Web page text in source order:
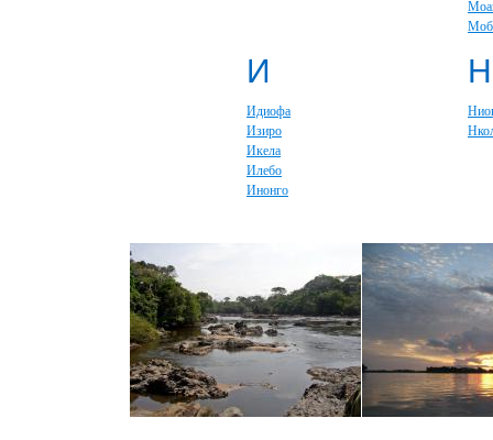
И
Идиофа
Изиро
Икела
Илебо
Инонго
Н